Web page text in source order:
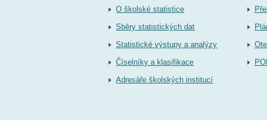
O školské statistice
Sběry statistických dat
Statistické výstupy a analýzy
Číselníky a klasifikace
Adresáře školských institucí